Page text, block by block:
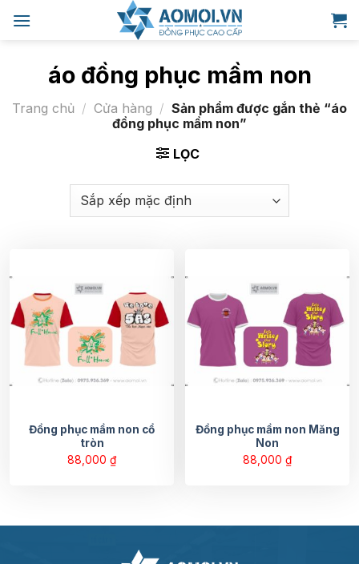
qua
áo đồng phục mầm non
Trang chủ / Cửa hàng / Sản phẩm được gắn thẻ “áo
đồng phục mầm non”
LỌC
Đồng phục mầm non cổ
tròn
88,000 ₫
Đồng phục mầm non Măng
Non
88,000 ₫